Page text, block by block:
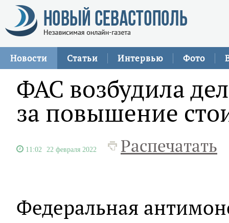
Новости Статьи Интервью Фото
ФАС возбудила
за повышение
11:02 22 февраля 2022 Распечатать
Федеральная